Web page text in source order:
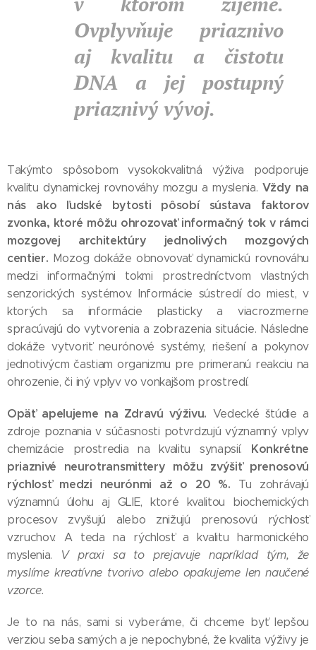
Ovplyvňuje priaznivo
aj kvalitu a čistotu
DNA a jej postupný
priaznivý vývoj.
Takýmto spôsobom vysokokvalitná výživa podporuje
kvalitu dynamickej rovnováhy mozgu a myslenia. Vždy na
nás ako ľudské bytosti pôsobí sústava faktorov
zvonka, ktoré môžu ohrozovať informačný tok v rámci
mozgovej architektúry jednolivých mozgových
centier. Mozog dokáže obnovovať dynamickú rovnováhu
medzi informačnými tokmi prostredníctvom vlastných
senzorických systémov. Informácie sústredí do miest, v
ktorých sa informácie plasticky a viacrozmerne
spracúvajú do vytvorenia a zobrazenia situácie. Následne
dokáže vytvoriť neurónové systémy, riešení a pokynov
jednotivýcm častiam organizmu pre primeranú reakciu na
ohrozenie, či iný vplyv vo vonkajšom prostredí.
Opäť apelujeme na Zdravú výživu. Vedecké štúdie a
zdroje poznania v súčasnosti potvrdzujú významný vplyv
chemizácie prostredia na kvalitu synapsií. Konkrétne
priaznivé neurotransmittery môžu zvýšiť prenosovú
rýchlosť medzi neurónmi až o 20 %.
Tu zohrávajú
významnú úlohu aj GLIE, ktoré kvalitou biochemických
procesov zvyšujú alebo znižujú prenosovú rýchlosť
vzruchov. A teda na rýchlosť a kvalitu harmonického
myslenia. V praxi sa to prejavuje napríklad tým, že
myslíme kreatívne tvorivo alebo opakujeme len naučené
vzorce.
Je to na nás, sami si vyberáme, či chceme byť lepšou
verziou seba samých a je nepochybné, že kvalita výživy je